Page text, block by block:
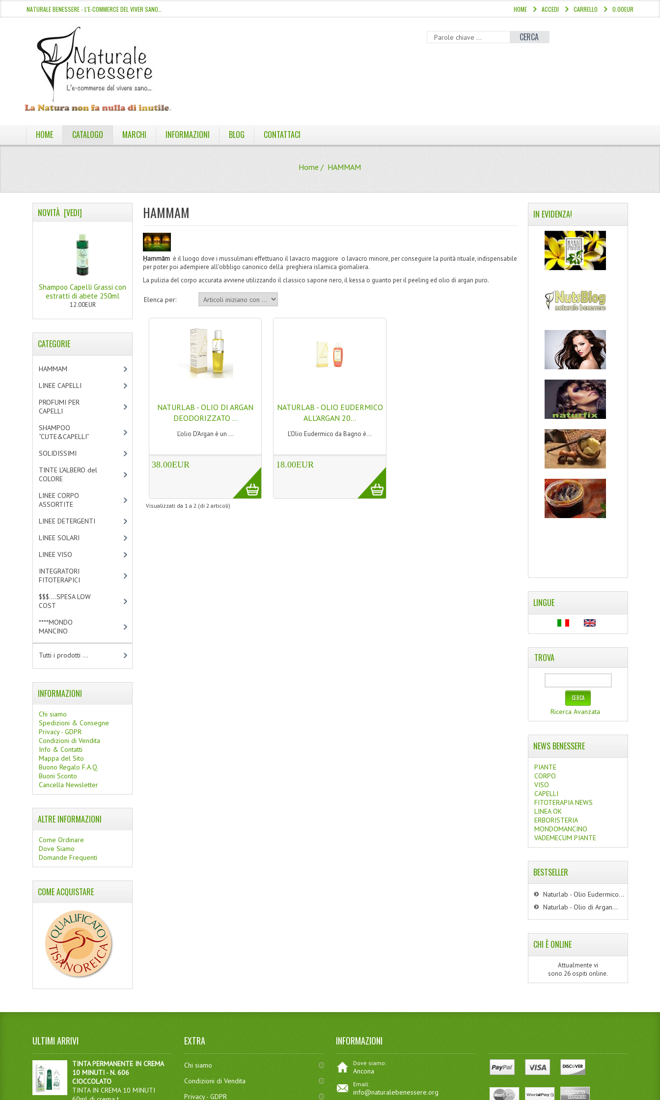
NATURALE BENESSERE - L'E-COMMERCE DEL VIVER SANO… 0.00EUR
CARRELLO
ACCEDI
HOME
CERCA
HOME CATALOGO MARCHI INFORMAZIONI BLOG CONTATTACI
Home / HAMMAM
HAMMAM
Ḥammām è il luogo dove i mussulmani effettuano il lavacro maggiore o lavacro minore, per conseguire la purità rituale, indispensabile
per poter poi adempiere all'obbligo canonico della preghiera islamica giornaliera.
La pulizia del corpo accurata avviene utilizzando il classico sapone nero, il kessa o guanto per il peeling ed olio di argan puro.
Elenca per:
NATURLAB - OLIO DI ARGAN
DEODORIZZATO ...
L’olio D’Argan è un ...
38.00EUR
NATURLAB - OLIO EUDERMICO
ALL'ARGAN 20...
L’Olio Eudermico da Bagno è...
18.00EUR
Visualizzati da 1 a 2 (di 2 articoli)
NOVITÀ [VEDI]
Shampoo Capelli Grassi con
estratti di abete 250ml
12.00EUR
CATEGORIE
HAMMAM
LINEE CAPELLI
PROFUMI PER
CAPELLI
SHAMPOO
“CUTE&CAPELLI”
SOLIDISSIMI
TINTE L’ALBERO del
COLORE
LINEE CORPO
ASSORTITE
LINEE DETERGENTI
LINEE SOLARI
LINEE VISO
INTEGRATORI
FITOTERAPICI
$$$....SPESA LOW
COST
****MONDO
MANCINO
Tutti i prodotti ...
INFORMAZIONI
Chi siamo
Spedizioni & Consegne
Privacy - GDPR
Condizioni di Vendita
Info & Contatti
Mappa del Sito
Buono Regalo F.A.Q.
Buoni Sconto
Cancella Newsletter
ALTRE INFORMAZIONI
Come Ordinare
Dove Siamo
Domande Frequenti
COME ACQUISTARE
IN EVIDENZA!
LINGUE
TROVA
Ricerca Avanzata
NEWS BENESSERE
PIANTE
CORPO
VISO
CAPELLI
FITOTERAPIA NEWS
LINEA OK
ERBORISTERIA
MONDOMANCINO
VADEMECUM PIANTE
BESTSELLER
Naturlab - Olio Eudermico...
Naturlab - Olio di Argan...
CHI È ONLINE
Attualmente vi
sono 26 ospiti online.
ULTIMI ARRIVI
TINTA PERMANENTE IN CREMA
10 MINUTI - N. 606
CIOCCOLATO
TINTA IN CREMA 10 MINUTI
EXTRA
Chi siamo
Condizioni di Vendita
Privacy - GDPR
INFORMAZIONI
Dove siamo:
Ancona
Email:
info@naturalebenessere.org